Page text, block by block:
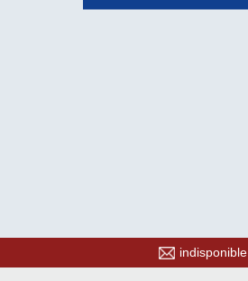
indisponible